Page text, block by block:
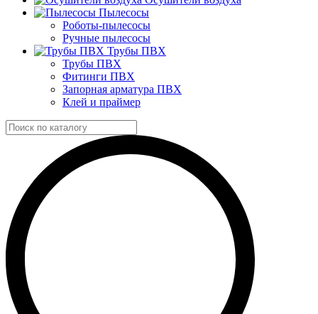
Пылесосы
Роботы-пылесосы
Ручные пылесосы
Трубы ПВХ
Трубы ПВХ
Фитинги ПВХ
Запорная арматура ПВХ
Клей и праймер